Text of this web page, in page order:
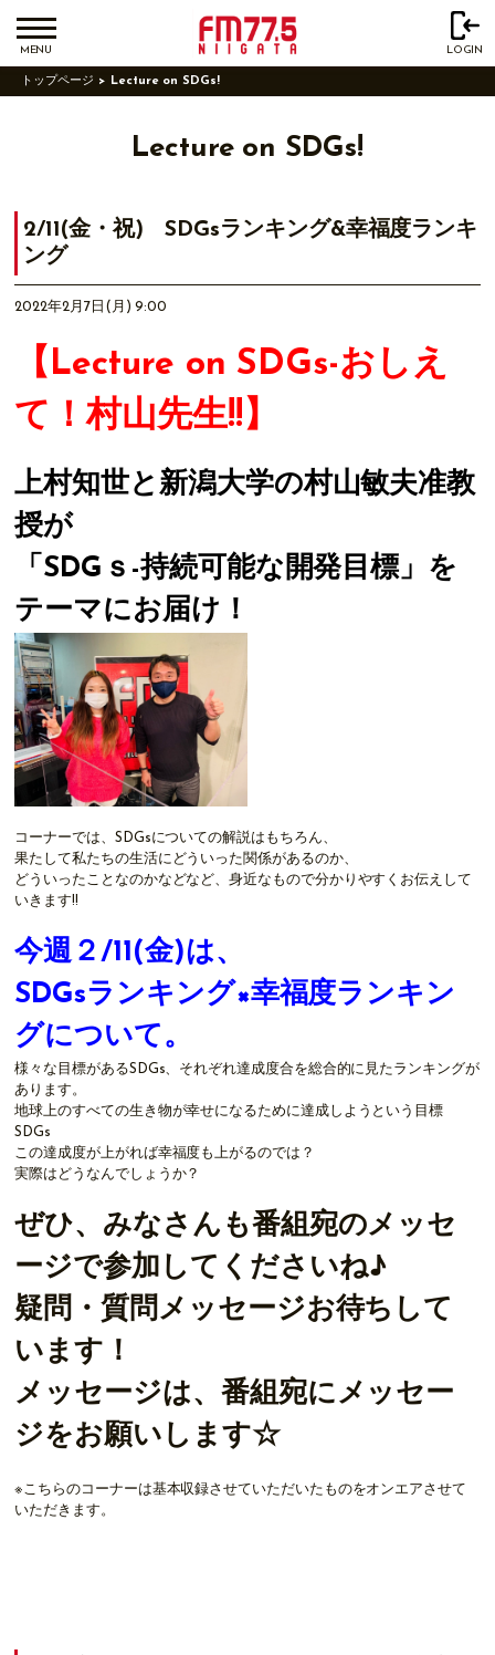
MENU LOGIN
トップページ Lecture on SDGs!
Lecture on SDGs!
2/11(金・祝) SDGsランキング&幸福度ランキ
ング
2022年2月7日(月) 9:00
【Lecture on SDGs-おしえ
て！村山先生!!】
上村知世と新潟大学の村山敏夫准教
授が
「SDGｓ-持続可能な開発目標」を
テーマにお届け！
コーナーでは、SDGsについての解説はもちろん、
果たして私たちの生活にどういった関係があるのか、
どういったことなのかなどなど、身近なもので分かりやすくお伝えして
いきます!!
今週２/11(金)は、
SDGsランキング×幸福度ランキン
グについて。
様々な目標があるSDGs、それぞれ達成度合を総合的に見たランキングが
あります。
地球上のすべての生き物が幸せになるために達成しようという目標
SDGs
この達成度が上がれば幸福度も上がるのでは？
実際はどうなんでしょうか？
ぜひ、みなさんも番組宛のメッセ
ージで参加してくださいね♪
疑問・質問メッセージお待ちして
います！
メッセージは、番組宛にメッセー
ジをお願いします☆
※こちらのコーナーは基本収録させていただいたものをオンエアさせて
いただきます。